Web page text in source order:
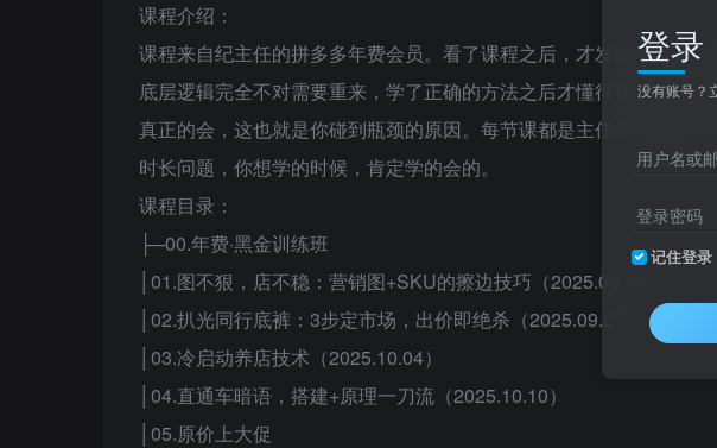
课程介绍：
课程来自纪主任的拼多多年费会员。看了课程之后，才发现自己以
底层逻辑完全不对需要重来，学了正确的方法之后才懂得什么叫做“
真正的会，这也就是你碰到瓶颈的原因。每节课都是主任的经验分
时长问题，你想学的时候，肯定学的会的。
课程目录：
├─00.年费·黑金训练班
│01.图不狠，店不稳：营销图+SKU的擦边技巧（2025.09.25）
│02.扒光同行底裤：3步定市场，出价即绝杀（2025.09.27）
│03.冷启动养店技术（2025.10.04）
│04.直通车暗语，搭建+原理一刀流（2025.10.10）
│05.原价上大促
登录
没有账号？
用户名或
登录密码
记住登录